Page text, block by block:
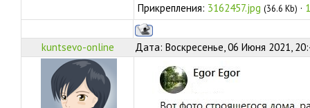
Прикрепления: 3162457.jpg (36.6 Kb) ·
kuntsevo-online Дата: Воскресенье, 06 Июня 2021,